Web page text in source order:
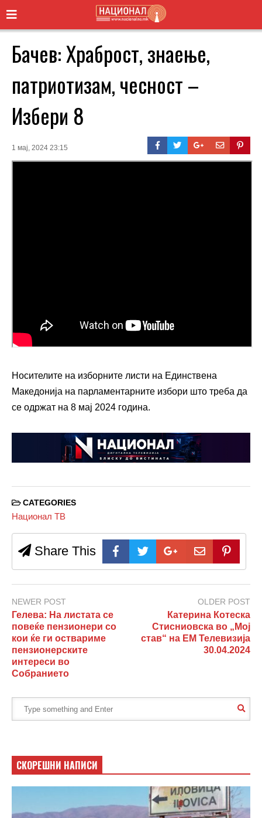
Бачев: Храброст, знаење,
патриотизам, чесност –
Избери 8
1 мај, 2024 23:15
Носителите на изборните листи на Единствена
Македонија на парламентарните избори што треба да
се одржат на 8 мај 2024 година.
CATEGORIES
Национал ТВ
Share This
NEWER POST
Гелева: На листата се
повеќе пензионери со
кои ќе ги оствариме
пензионерските
интереси во
Собранието
OLDER POST
Катерина Котеска
Стисниовска во „Мој
став“ на ЕМ Телевизија
30.04.2024
СКОРЕШНИ НАПИСИ